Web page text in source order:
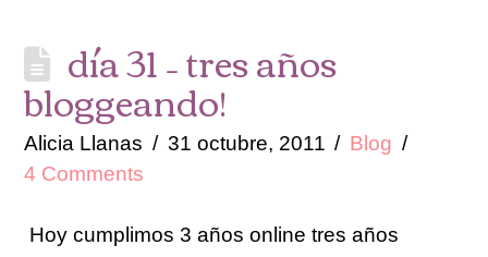
día 31 – tres años
bloggeando!
Alicia Llanas 31 octubre, 2011
Blog
4 Comments
Hoy cumplimos 3 años online tres años